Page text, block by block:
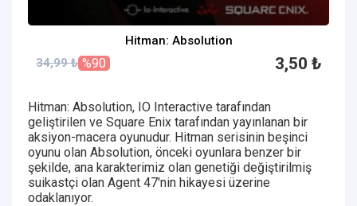
Hitman: Absolution
34,99 ₺ %90 3,50 ₺
Hitman: Absolution, IO Interactive tarafından
geliştirilen ve Square Enix tarafından yayınlanan bir
aksiyon-macera oyunudur. Hitman serisinin beşinci
oyunu olan Absolution, önceki oyunlara benzer bir
şekilde, ana karakterimiz olan genetiği değiştirilmiş
suikastçi olan Agent 47'nin hikayesi üzerine
odaklanıyor.